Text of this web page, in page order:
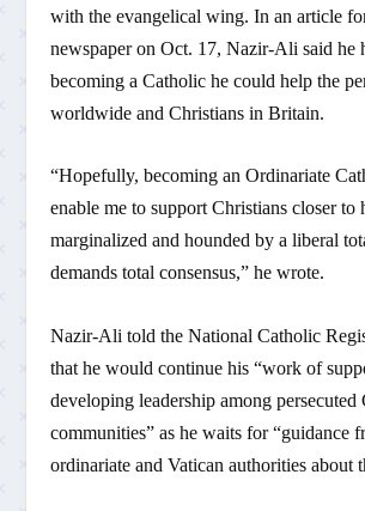
with the evangelical wing. In an article
newspaper on Oct. 17, Nazir-Ali said he
becoming a Catholic he could help the
worldwide and Christians in Britain.
“Hopefully, becoming an Ordinariate
enable me to support Christians closer to
marginalized and hounded by a liberal
demands total consensus,” he wrote.
Nazir-Ali told the National Catholic
that he would continue his “work of
developing leadership among persecuted
communities” as he waits for “guidance
ordinariate and Vatican authorities about